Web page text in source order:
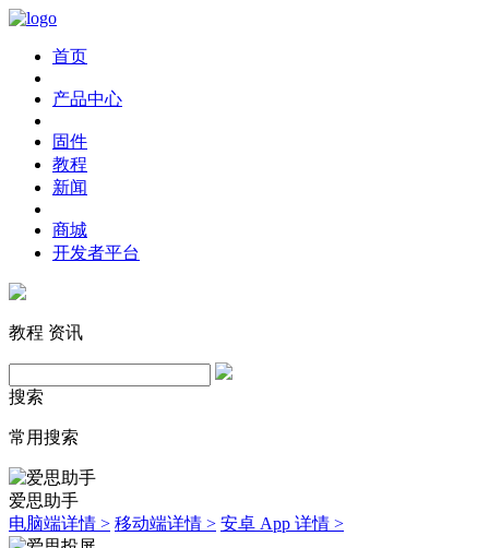
首页
产品中心
固件
教程
新闻
商城
开发者平台
教程 资讯
搜索
常用搜索
爱思助手
电脑端详情 > 移动端详情 > 安卓 App 详情 >